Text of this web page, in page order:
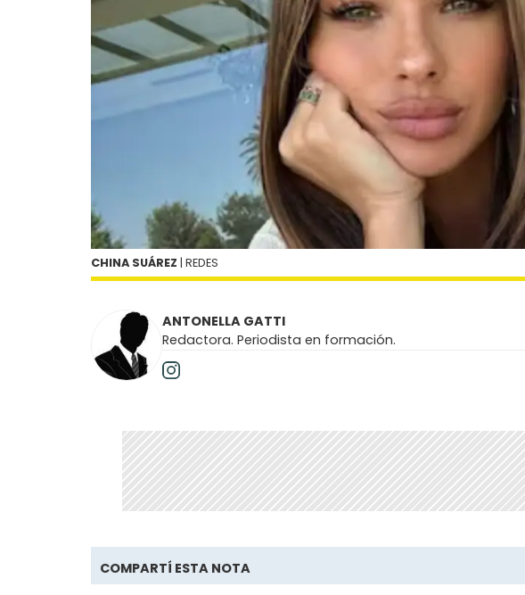
CHINA SUÁREZ | REDES
ANTONELLA GATTI
Redactora. Periodista en formación.
COMPARTÍ ESTA NOTA